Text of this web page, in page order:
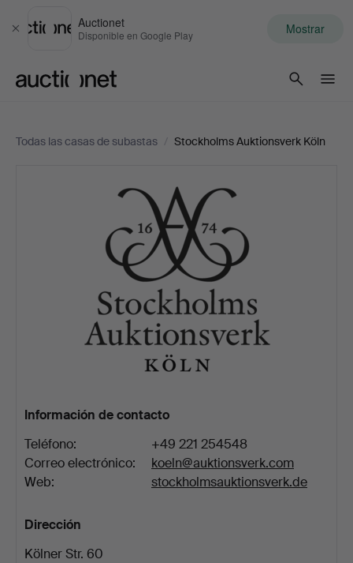
Cerrar
Auctionet
Disponible en Google Play Mostrar
Todas las casas de subastas / Stockholms Auktionsverk Köln
Stockholms
Auktionsverk
Información de contacto
Teléfono:
+49 221 254548
Correo electrónico:
koeln@auktionsverk.com
Web:
stockholmsauktionsverk.de
Dirección
Kölner Str. 60